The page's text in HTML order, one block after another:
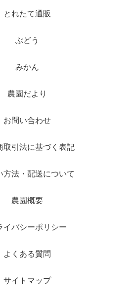
とれたて通販
ぶどう
みかん
農園だより
お問い合わせ
取引法に基づく表記
方法・配送について
農園概要
イバシーポリシー
よくある質問
サイトマップ